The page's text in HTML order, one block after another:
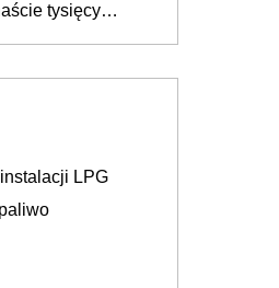
tysięcy
LPG